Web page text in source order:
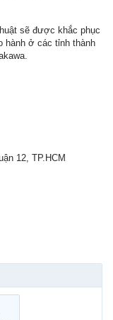
sẽ được khắc phục
hành ở các tỉnh thành
12, TP.HCM